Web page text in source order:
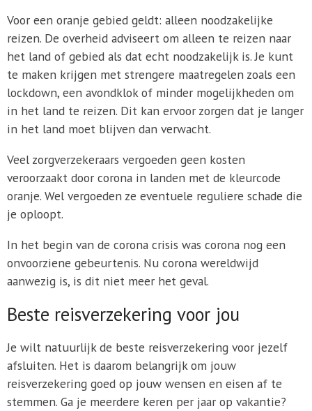
Voor een oranje gebied geldt: alleen noodzakelijke
reizen. De overheid adviseert om alleen te reizen naar
het land of gebied als dat echt noodzakelijk is. Je kunt
te maken krijgen met strengere maatregelen zoals een
lockdown, een avondklok of minder mogelijkheden om
in het land te reizen. Dit kan ervoor zorgen dat je langer
in het land moet blijven dan verwacht.
Veel zorgverzekeraars vergoeden geen kosten
veroorzaakt door corona in landen met de kleurcode
oranje. Wel vergoeden ze eventuele reguliere schade die
je oploopt.
In het begin van de corona crisis was corona nog een
onvoorziene gebeurtenis. Nu corona wereldwijd
aanwezig is, is dit niet meer het geval.
Beste reisverzekering voor jou
Je wilt natuurlijk de beste reisverzekering voor jezelf
afsluiten. Het is daarom belangrijk om jouw
reisverzekering goed op jouw wensen en eisen af te
stemmen. Ga je meerdere keren per jaar op vakantie?